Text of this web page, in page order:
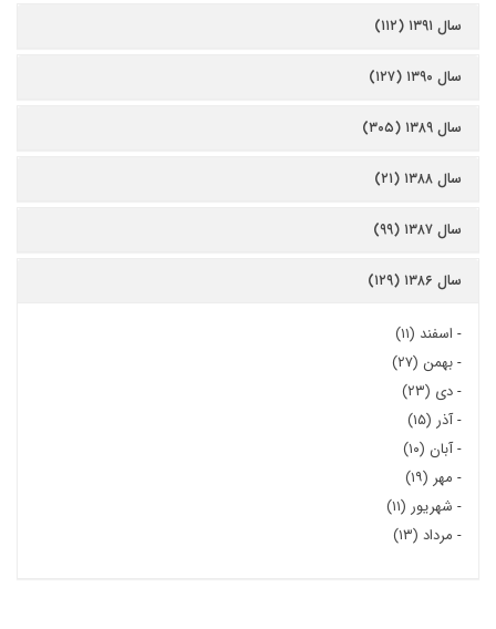
سال ۱۳۹۱ (۱۱۲)
سال ۱۳۹۰ (۱۲۷)
سال ۱۳۸۹ (۳۰۵)
سال ۱۳۸۸ (۲۱)
سال ۱۳۸۷ (۹۹)
سال ۱۳۸۶ (۱۲۹)
- اسفند (۱۱)
-بهمن (۲۷)
-دی (۲۳)
-آذر (۱۵)
-آبان (۱۰)
- مهر (۱۹)
- شهریور (۱۱)
- مرداد (۱۳)